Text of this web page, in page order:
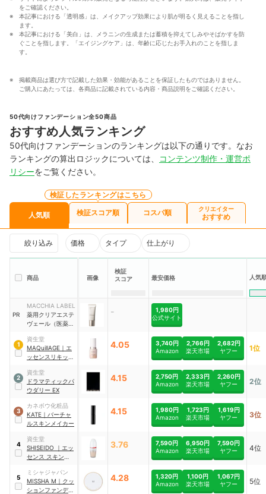
をご確認ください。
本記事における「透明感」は、メイクアップ効果により肌が明るく見えることを指し
ます。
本記事における「美白」は、メラニンの生成または蓄積を抑えてしみやそばかすを防
ぐことを指します。「エイジングケア」は、年齢に応じたお手入れのことを指しま
す。
掲載商品は選び方で記載した効果・効能があることを保証したものではありません。
ご購入にあたっては、各商品に記載されている内容・商品説明をご確認ください。
50代向けファンデーション全50商品
おすすめ人気ランキング
50代向けファンデーションのランキングは以下の通りです。なお
ランキングの算出ロジックについては、
コンテンツ制作・運営ポ
リシーをご覧ください。
人気順
検証したランキングはこちら
検証スコア順 コスパ順 クリエイター
おすすめ
絞り込み 価格 タイプ 仕上がり
商品 画像
検証
スコア
最安価格 人気
PR
MACCHIA LABEL
薬用クリアエステ
ヴェール（医薬部
-
1,980円
公式サイト
1
資生堂
MAQuillAGE ｜ エ
ッセンスリキッド
4.05
3,740円
Amazon
2,766円
楽天市場
2,682円
ヤフー
1位
2
資生堂
ドラマティックパ
ウダリー EX
4.15
2,750円
Amazon
2,333円
楽天市場
2,260円
ヤフー
2位
3
カネボウ化粧品
KATE ｜ バーチャ
ルスキンメイカー
4.15
1,980円
Amazon
1,723円
楽天市場
1,619円
ヤフー
3位
4
資生堂
SHISEIDO
｜ エッ
センス スキングロ
ン
3.76
7,590円
Amazon
6,950円
楽天市場
7,590円
ヤフー
4位
5
ミシャジャパン
MISSHA M ｜ クッ
ションファンデー
4.28
1,320円
Amazon
1,100円
楽天市場
1,067円
ヤフー
5位